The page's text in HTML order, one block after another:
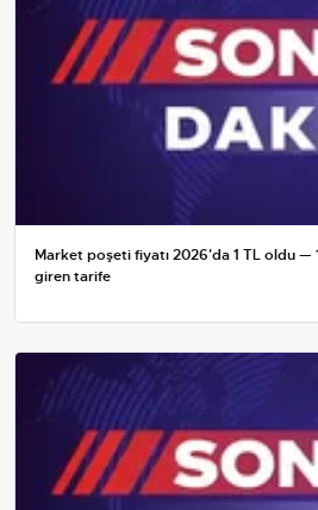
Market poşeti fiyatı 2026'da 1 TL oldu
giren tarife